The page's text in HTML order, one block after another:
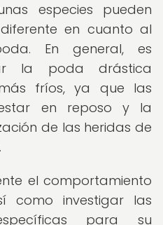
especies pueden
en cuanto al
En general, es
la poda drástica
fríos, ya que las
en reposo y la
de las heridas de
el comportamiento
como investigar las
para su